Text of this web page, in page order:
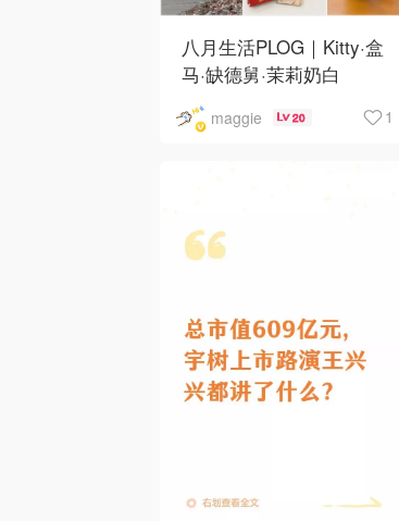
八月生活PLOG｜Kitty·盒
马·缺德舅·茉莉奶白
·Costco·Wendy's
maggie 20 1